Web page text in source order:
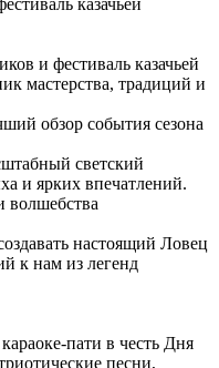
и фестиваль казачьей
мастерства, традиций и
обзор события сезона
светский
и ярких впечатлений.
волшебства
настоящий Ловец
к нам из легенд
пати в честь Дня
песни,